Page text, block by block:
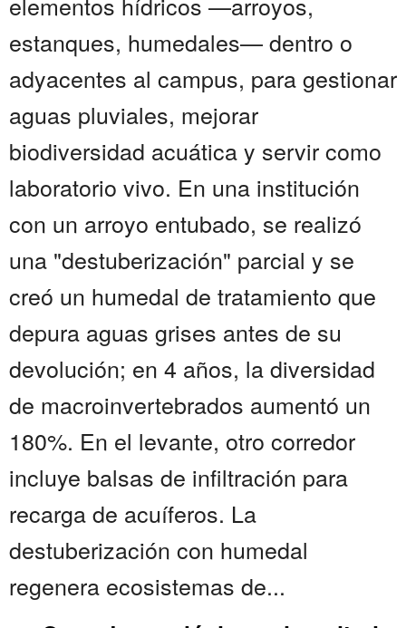
estanques, humedales— dentro o
adyacentes al campus, para gestionar
aguas pluviales, mejorar
biodiversidad acuática y servir como
laboratorio vivo. En una institución
con un arroyo entubado, se realizó
una "destuberización" parcial y se
creó un humedal de tratamiento que
depura aguas grises antes de su
devolución; en 4 años, la diversidad
de macroinvertebrados aumentó un
180%. En el levante, otro corredor
incluye balsas de infiltración para
recarga de acuíferos. La
destuberización con humedal
regenera ecosistemas de...